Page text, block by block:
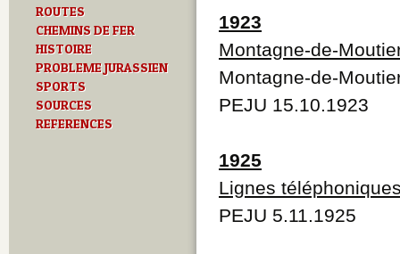
ROUTES
CHEMINS DE FER
HISTOIRE
PROBLEME JURASSIEN
SPORTS
SOURCES
REFERENCES
1923
Montagne-de-
Montagne-de-
PEJU 15.10.1923
1925
Lignes
PEJU 5.11.1925